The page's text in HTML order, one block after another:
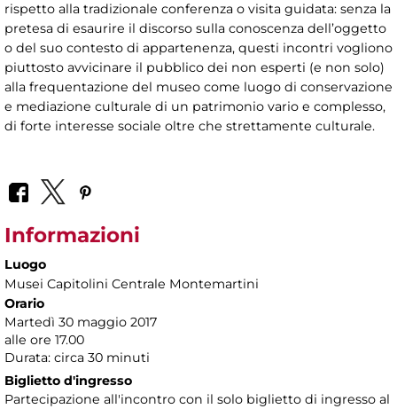
rispetto alla tradizionale conferenza o visita guidata: senza la
pretesa di esaurire il discorso sulla conoscenza dell’oggetto
o del suo contesto di appartenenza, questi incontri vogliono
piuttosto avvicinare il pubblico dei non esperti (e non solo)
alla frequentazione del museo come luogo di conservazione
e mediazione culturale di un patrimonio vario e complesso,
di forte interesse sociale oltre che strettamente culturale.
Informazioni
Luogo
Musei Capitolini Centrale Montemartini
Orario
Martedì 30 maggio 2017
alle ore 17.00
Durata: circa 30 minuti
Biglietto d'ingresso
Partecipazione all'incontro con il solo biglietto di ingresso al